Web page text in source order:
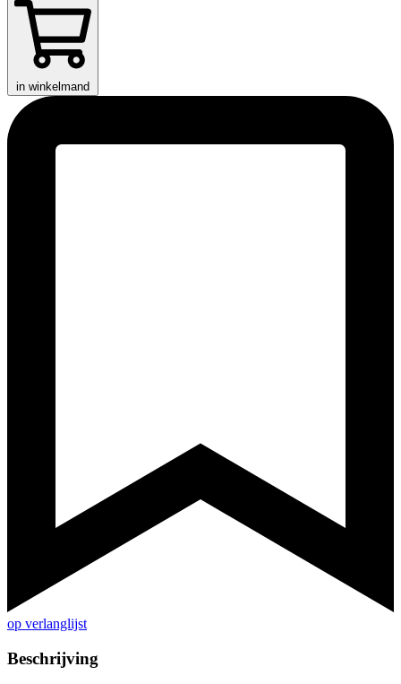
in winkelmand
op verlanglijst
Beschrijving